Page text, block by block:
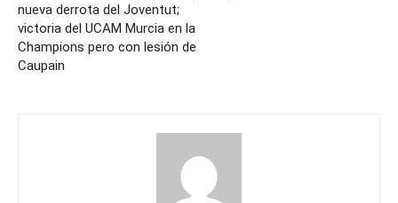
nueva derrota del Joventut;
victoria del UCAM Murcia en la
Champions pero con lesión de
Caupain